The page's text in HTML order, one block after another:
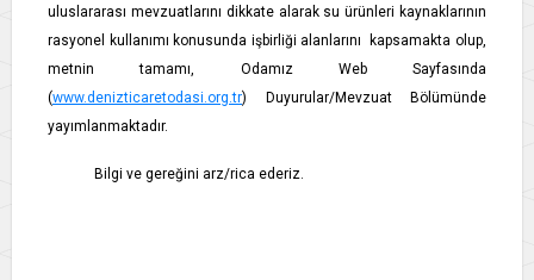
uluslararası mevzuatlarını dikkate alarak su ürünleri kaynaklarının
rasyonel kullanımı konusunda işbirliği alanlarını kapsamakta olup,
metnin tamamı, Odamız Web Sayfasında
(www.denizticaretodasi.org.tr) Duyurular/Mevzuat Bölümünde
yayımlanmaktadır.
Bilgi ve gereğini arz/rica ederiz.